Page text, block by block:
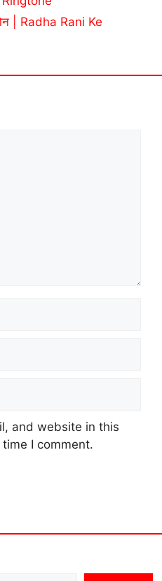
| Radha Rani Ke
and website in this
I comment.